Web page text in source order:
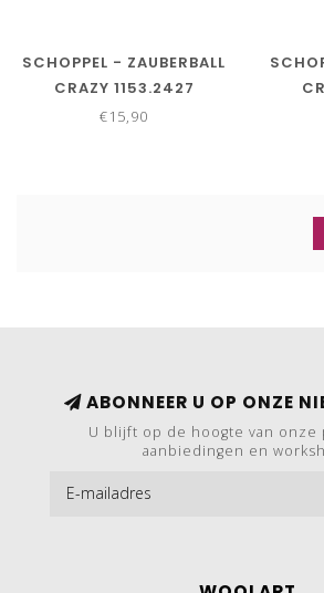
SCHOPPEL - ZAUBERBALL
CRAZY 1153.2427
€15,90
ABONNEER U OP ONZE
U blijft op de hoogte van onze
aanbiedingen en
WOOLART